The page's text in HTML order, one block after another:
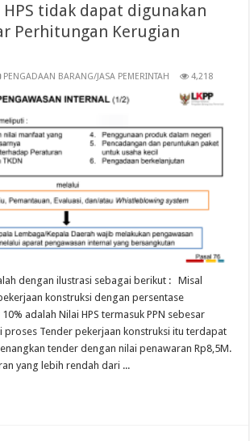
tidak dapat digunakan
Perhitungan Kerugian
PENGADAAN BARANG/JASA PEMERINTAH 4,218
dengan ilustrasi sebagai berikut : Misal
konstruksi dengan persentase
adalah Nilai HPS termasuk PPN sebesar
proses Tender pekerjaan konstruksi itu terdapat
tender dengan nilai penawaran Rp8,5M.
yang lebih rendah dari ...